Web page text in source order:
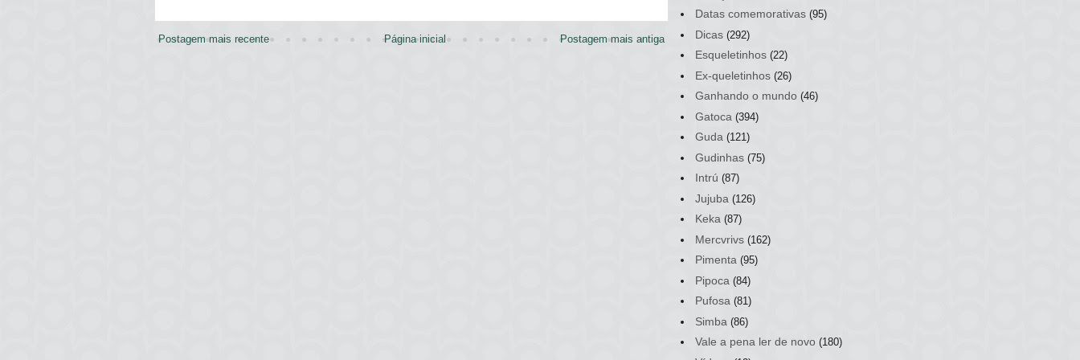
Postagem mais recente Postagem mais antiga
Página inicial
Datas comemorativas (95)
Dicas (292)
Esqueletinhos (22)
Ex-queletinhos (26)
Ganhando o mundo (46)
Gatoca (394)
Guda (121)
Gudinhas (75)
Intrú (87)
Jujuba (126)
Keka (87)
Mercvrivs (162)
Pimenta (95)
Pipoca (84)
Pufosa (81)
Simba (86)
Vale a pena ler de novo (180)